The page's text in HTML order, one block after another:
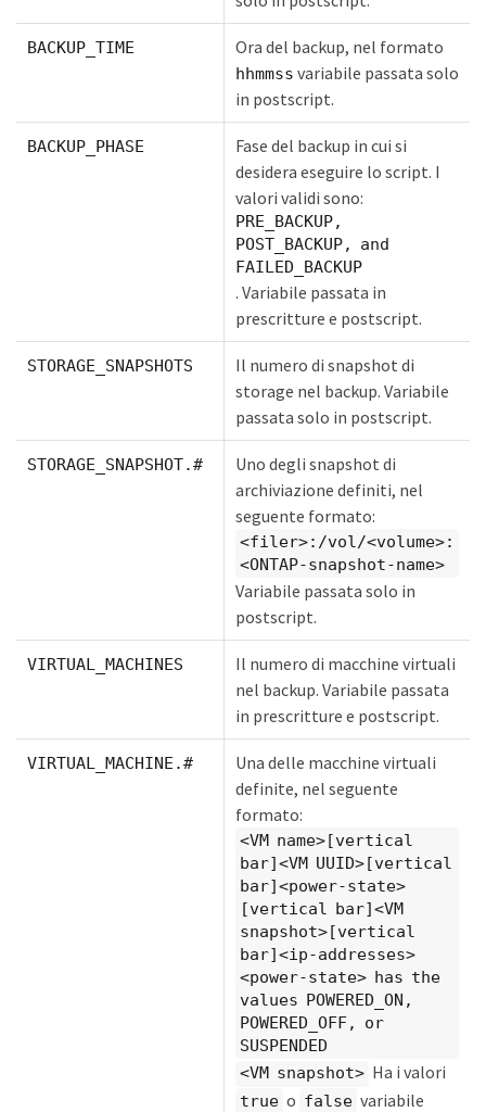
BACKUP_TIME Ora del backup, nel formato
hhmmss variabile passata solo
in postscript.
BACKUP_PHASE
Fase del backup in cui si
desidera eseguire lo script. I
valori validi sono:
PRE_BACKUP,
POST_BACKUP, and
FAILED_BACKUP
. Variabile passata in
prescritture e postscript.
STORAGE_SNAPSHOTS
Il numero di snapshot di
storage nel backup. Variabile
passata solo in postscript.
STORAGE_SNAPSHOT.#
Uno degli snapshot di
archiviazione definiti, nel
seguente formato:
<filer>:/vol/<volume>:
<ONTAP-snapshot-name>
Variabile passata solo in
postscript.
VIRTUAL_MACHINES
Il numero di macchine virtuali
nel backup. Variabile passata
in prescritture e postscript.
VIRTUAL_MACHINE.#
Una delle macchine virtuali
definite, nel seguente
formato:
<VM name>[vertical
bar]<VM UUID>[vertical
bar]<power-state>
[vertical bar]<VM
snapshot>[vertical
bar]<ip-addresses>
<power-state> has the
values POWERED_ON,
POWERED_OFF, or
SUSPENDED
<VM snapshot> Ha i valori
true o false variabile